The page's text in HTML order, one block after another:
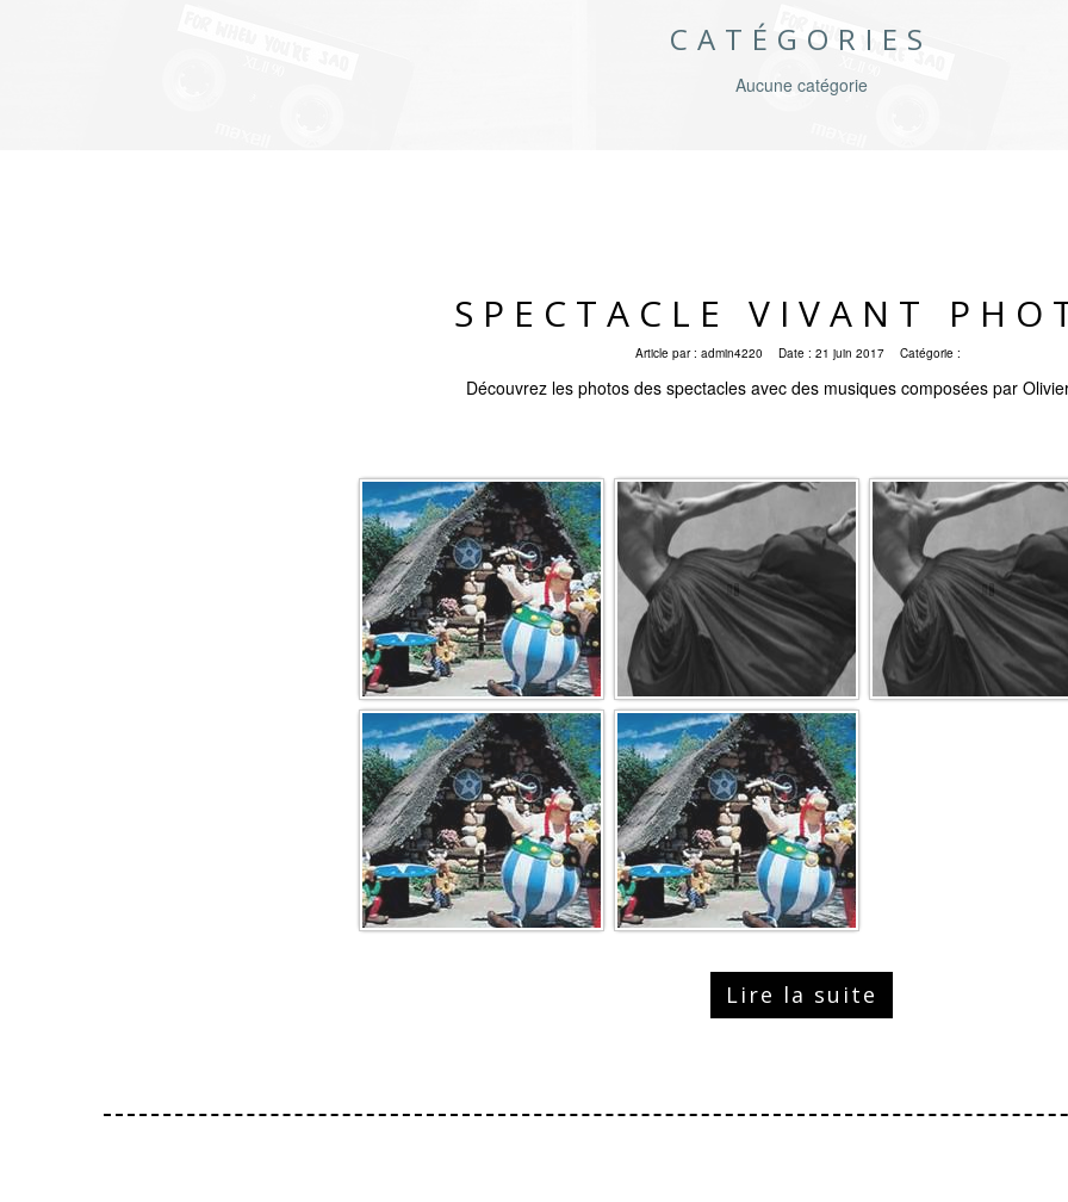
CATÉGORIES
Aucune catégorie
SPECTACLE VIVANT
Article par : admin4220 Date : 21 juin 2017 Catégorie :
Découvrez les photos des spectacles avec des musiques composées par
Lire la suite